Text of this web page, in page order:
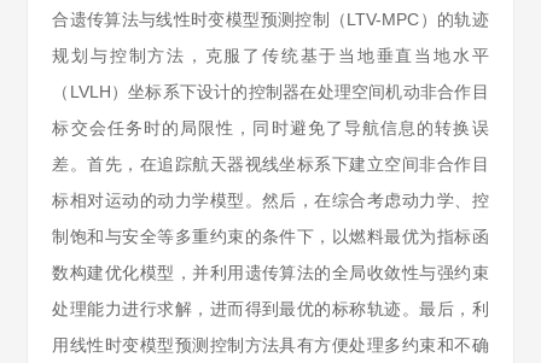
合遗传算法与线性时变模型预测控制（LTV-MPC）的轨迹
规划与控制方法，克服了传统基于当地垂直当地水平
（LVLH）坐标系下设计的控制器在处理空间机动非合作目
标交会任务时的局限性，同时避免了导航信息的转换误
差。首先，在追踪航天器视线坐标系下建立空间非合作目
标相对运动的动力学模型。然后，在综合考虑动力学、控
制饱和与安全等多重约束的条件下，以燃料最优为指标函
数构建优化模型，并利用遗传算法的全局收敛性与强约束
处理能力进行求解，进而得到最优的标称轨迹。最后，利
用线性时变模型预测控制方法具有方便处理多约束和不确